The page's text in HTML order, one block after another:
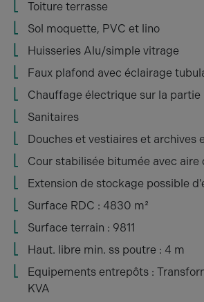
Toiture terrasse
Sol moquette, PVC et lino
Huisseries Alu/simple vitrage
Faux plafond avec éclairage
Chauffage électrique sur la partie
Sanitaires
Douches et vestiaires et archives
Cour stabilisée bitumée avec aire
Extension de stockage possible
Surface RDC : 4830 m²
Surface terrain : 9811
Haut. libre min. ss poutre : 4 m
Equipements entrepôts :
KVA